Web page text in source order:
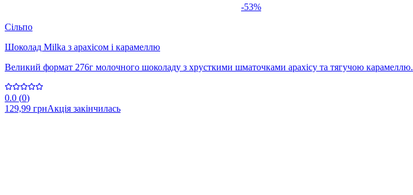
-53%
Сільпо
Шоколад Milka з арахісом і карамеллю
Великий формат 276г молочного шоколаду з хрусткими шматочками арахісу та тягучою карамеллю.
0.0 (0)
129,99 грнАкція закінчилась